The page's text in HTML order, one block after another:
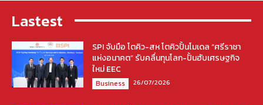
Lastest
SPI จับมือ โตคิว-สห โตคิวปั้นโมเดล “ศรีราชา
แห่งอนาคต” รับคลื่นทุนโลก-ปั้นฮับเศรษฐกิจ
ใหม่ EEC
Business 26/07/2026